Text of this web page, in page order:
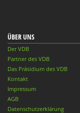
ÜBER UNS
Der VDB
Partner des VDB
Das Präsidium des VDB
Kontakt
Impressum
AGB
Datenschutzerklärung